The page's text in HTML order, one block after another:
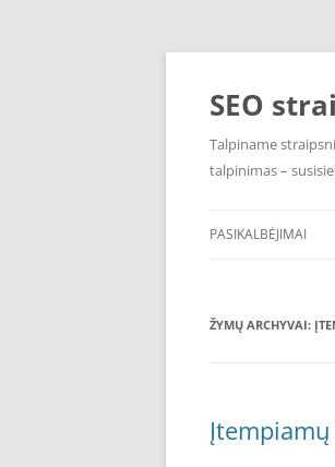
Pereiti
SEO
Talpiname
talpinimas –
PASIKALBĖJIMAI
ŽYMŲ ARCHYVAI: